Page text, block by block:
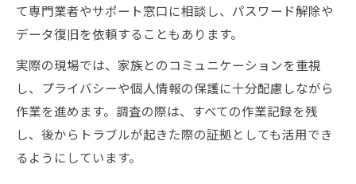
て専門業者やサポート窓口に相談し、パスワード解除や
データ復旧を依頼することもあります。
実際の現場では、家族とのコミュニケーションを重視
し、プライバシーや個人情報の保護に十分配慮しながら
作業を進めます。調査の際は、すべての作業記録を残
し、後からトラブルが起きた際の証拠としても活用でき
るようにしています。